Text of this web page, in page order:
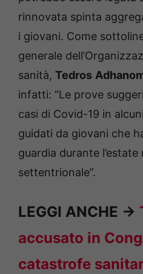
rinnovata spinta
i giovani. Come
generale
sanità, Tedros
infatti: “Le prove
casi di Covid-19 in
guidati da giovani che
guardia durante l’estate
settentrionale”.
LEGGI ANCHE ->
accusato in
catastrofe